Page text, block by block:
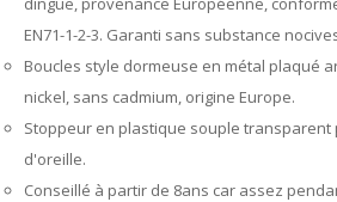
EN71-1-2-3. Garanti sans substance
Boucles style dormeuse en métal plaqué
nickel, sans cadmium, origine Europe.
Stoppeur en plastique souple transparent
d'oreille.
Conseillé à partir de 8ans car assez